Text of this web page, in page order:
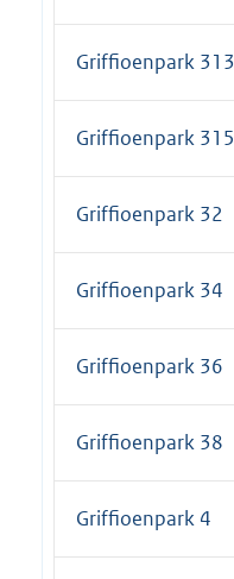
Griffioenpark 313
Griffioenpark 315
Griffioenpark 32
Griffioenpark 34
Griffioenpark 36
Griffioenpark 38
Griffioenpark 4